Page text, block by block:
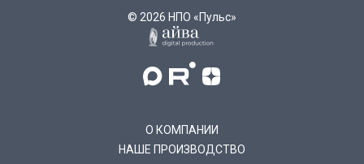
© 2026 НПО «Пульс»
О КОМПАНИИ
НАШЕ ПРОИЗВОДСТВО